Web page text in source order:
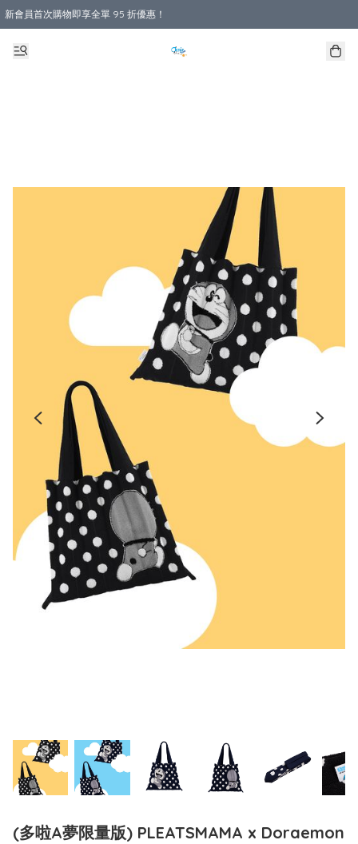
新會員首次購物即享全單 95 折優惠！
購物滿 HKD 800.00即享免運費優惠！（適用於 本地送貨、本地取貨 )
(多啦A夢限量版) PLEATSMAMA x Doraemon